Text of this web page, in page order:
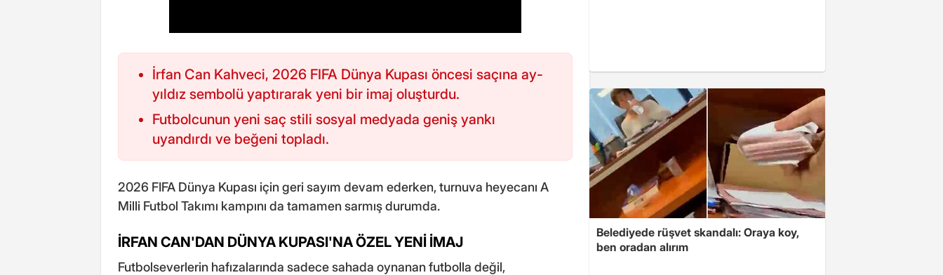
İrfan Can Kahveci, 2026 FIFA Dünya Kupası öncesi saçına ay-
yıldız sembolü yaptırarak yeni bir imaj oluşturdu.
Futbolcunun yeni saç stili sosyal medyada geniş yankı
uyandırdı ve beğeni topladı.
2026 FIFA Dünya Kupası için geri sayım devam ederken, turnuva heyecanı A
Milli Futbol Takımı kampını da tamamen sarmış durumda.
İRFAN CAN'DAN DÜNYA KUPASI'NA ÖZEL YENİ İMAJ
Futbolseverlerin hafızalarında sadece sahada oynanan futbolla değil,
Belediyede rüşvet skandalı: Oraya koy,
ben oradan alırım